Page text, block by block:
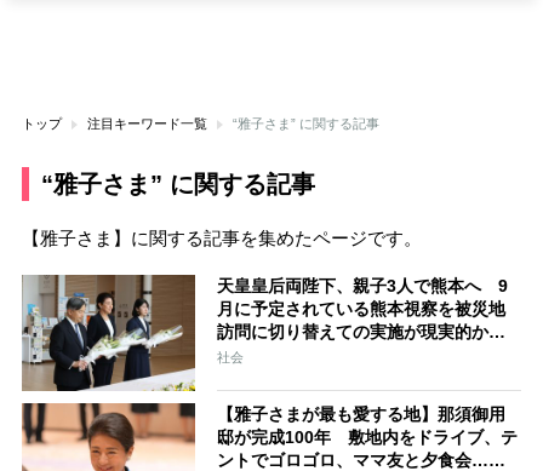
トップ 注目キーワード一覧 “雅子さま” に関する記事
“雅子さま” に関する記事
【雅子さま】に関する記事を集めたページです。
天皇皇后両陛下、親子3人で熊本へ 9
月に予定されている熊本視察を被災地
訪問に切り替えての実施が現実的か
上皇ご夫妻から受け継ぐ“国民への寄り
社会
【雅子さまが最も愛する地】那須御用
邸が完成100年 敷地内をドライブ、テ
ントでゴロゴロ、ママ友と夕食会…思